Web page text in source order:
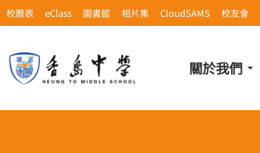
校曆表 eClass 圖書館 相片集 CloudSAMS 校友會
關於我們